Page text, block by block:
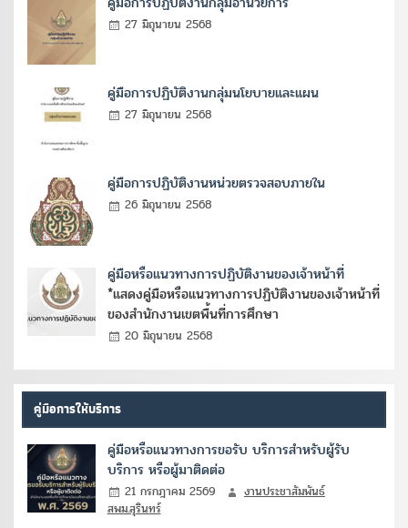
27 มิถุนายน 2568
คู่มือการปฏิบัติงานกลุ่มนโยบายและแผน
27 มิถุนายน 2568
คู่มือการปฏิบัติงานหน่วยตรวจสอบภายใน
26 มิถุนายน 2568
คู่มือหรือแนวทางการปฏิบัติงานของเจ้าหน้าที่
*แสดงคู่มือหรือแนวทางการปฏิบัติงานของเจ้าหน้าที่
ของสำนักงานเขตพื้นที่การศึกษา
20 มิถุนายน 2568
คู่มือการให้บริการ
คู่มือหรือแนวทางการขอรับ บริการสำหรับผู้รับ
บริการ หรือผู้มาติดต่อ
21 กรกฎาคม 2569
งานประชาสัมพันธ์
สพม.สุรินทร์